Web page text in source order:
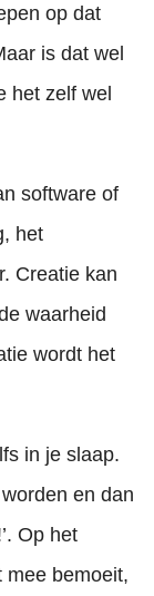
op dat
is dat wel
het zelf wel
software of
het
Creatie kan
waarheid
wordt het
in je slaap.
en dan
Op het
mee bemoeit,